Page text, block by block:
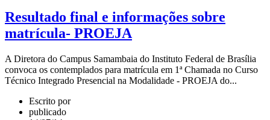
Resultado final e informações sobre
matrícula- PROEJA
A Diretora do Campus Samambaia do Instituto Federal de Brasília
convoca os contemplados para matrícula em 1ª Chamada no Curso
Técnico Integrado Presencial na Modalidade - PROEJA do...
Escrito por
publicado